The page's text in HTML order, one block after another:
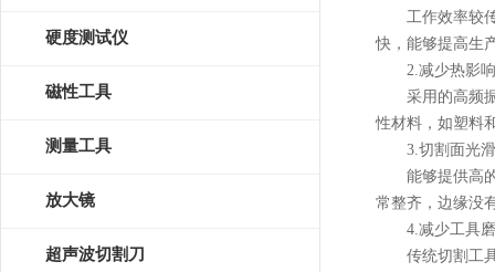
硬度测试仪
磁性工具
测量工具
放大镜
超声波切割刀
工作效率较传
快，能够提高生
2.减少热影响
采用的高频振
性材料，如塑料
3.切割面光滑
能够提供高的
常整齐，边缘没
4.减少工具
传统切割工具